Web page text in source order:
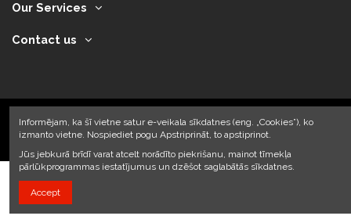
Our Services
Contact us
2024 © Armando Auto SIA
Informējam, ka šī vietne satur e-veikala sīkdatnes (eng. „Cookies”), ko
izmanto vietne. Nospiediet pogu Apstriprināt, to apstiprinot.
Jūs jebkurā brīdī varat atcelt norādīto piekrišanu, mainot tīmekļa
pārlūkprogrammas iestatījumus un dzēšot saglabātās sīkdatnes.
Accept